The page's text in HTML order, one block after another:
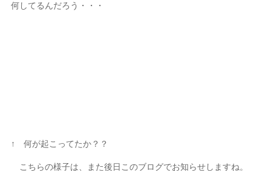
何してるんだろう・・・
↑ 何が起こってたか？？
こちらの様子は、また後日このブログでお知らせしますね。